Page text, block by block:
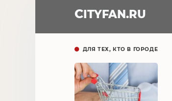
CITYFAN.RU
ДЛЯ ТЕХ, КТО В ГОРОДЕ